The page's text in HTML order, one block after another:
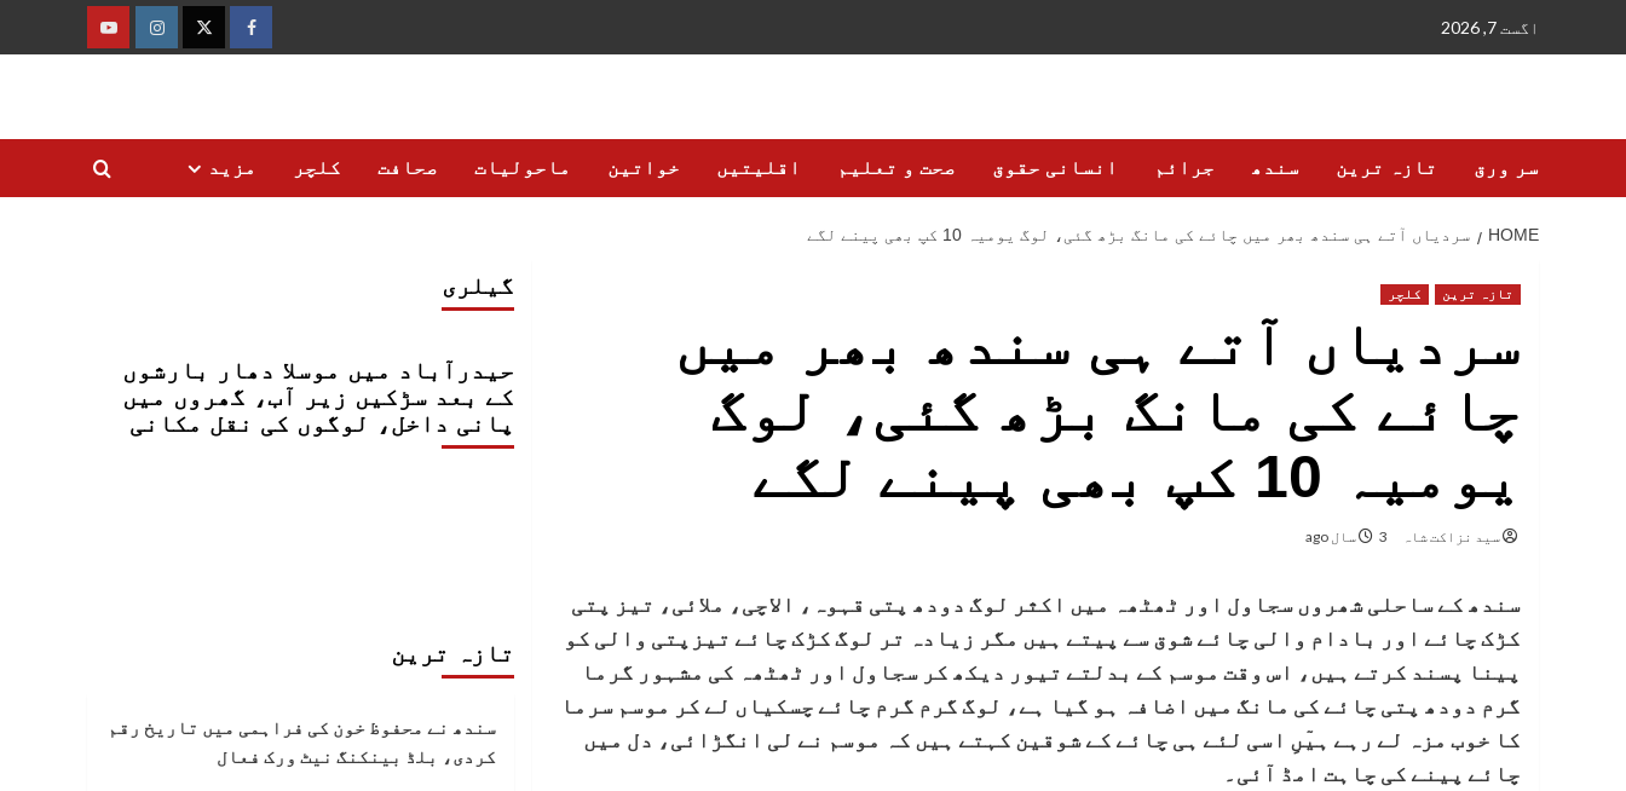
اگست 7, 2026
فیس
ٹوئٹرانسٹاگرام
یوٹیوب
سر ورق تازہ ترین سندھ جرائم انسانی حقوق صحت و تعلیم اقلیتیں خواتین ماحولیات صحافت کلچر مزید
HOME سردیاں آتے ہی سندھ بھر میں چائے کی مانگ بڑھ گئی، لوگ یومیہ 10 کپ بھی پینے لگے
تازہ ترین کلچر
سردیاں آتے ہی سندھ بھر میں
چائے کی مانگ بڑھ گئی، لوگ
یومیہ 10 کپ بھی پینے لگے
سید نزاکت شاہ 3 سال ago
سندھ کے ساحلی شھروں سجاول اور ٹھٹھہ میں اکثر لوگ دودھ پتی قہوہ، الاچی، ملائی، تیز پتی
کڑک چائے اور بادام والی چائے شوق سے پیتے ہیں مگر زیادہ تر لوگ کڑک چائے تیزپتی والی کو
پینا پسند کرتے ہیں، اس وقت موسم کے بدلتے تیور دیکھ کر سجاول اور ٹھٹھہ کی مشہور گرما
گرم دودھ پتی چائے کی مانگ میں اضافہ ہو گیا ہے، لوگ گرم گرم چائے چسکیاں لے کر موسم سرما
کا خوب مزہ لے رہے ہیٓںِ اسی لئے ہی چائے کے شوقین کہتے ہیں کہ موسم نے لی انگڑائی، دل میں
چائے پینے کی چاہت امڈ آئی۔
گیلری
حیدرآباد میں موسلا دھار بارشوں
کے بعد سڑکیں زیر آب، گھروں میں
پانی داخل، لوگوں کی نقل مکانی
تازہ ترین
سندھ نے محفوظ خون کی فراہمی میں تاریخ رقم
کردی، بلڈ بینکنگ نیٹ ورک فعال